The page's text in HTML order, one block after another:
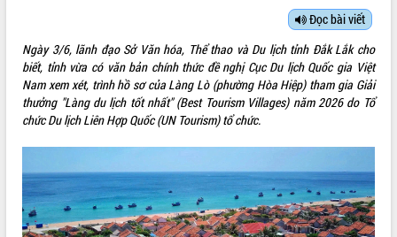
SỞ, BAN, NGÀNH
UBND CÁC XÃ, PHƯỜNG
HỆ THỐNG VĂN BẢN
VĂN BẢN HĐND TỈNH
Đọc bài viết
Ngày 3/6, lãnh đạo Sở Văn hóa, Thể thao và Du lịch tỉnh Đắk Lắk cho
biết, tỉnh vừa có văn bản chính thức đề nghị Cục Du lịch Quốc gia Việt
Nam xem xét, trình hồ sơ của Làng Lò (phường Hòa Hiệp) tham gia Giải
thưởng "Làng du lịch tốt nhất" (Best Tourism Villages) năm 2026 do Tổ
chức Du lịch Liên Hợp Quốc (UN Tourism) tổ chức.